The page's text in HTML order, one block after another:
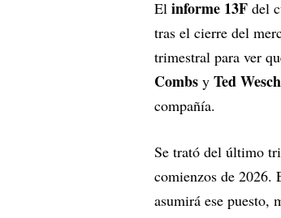
El informe 13F del
tras el cierre del
trimestral para ver
Combs y Ted
compañía.
Se trató del último
comienzos de 2026.
asumirá ese puesto,